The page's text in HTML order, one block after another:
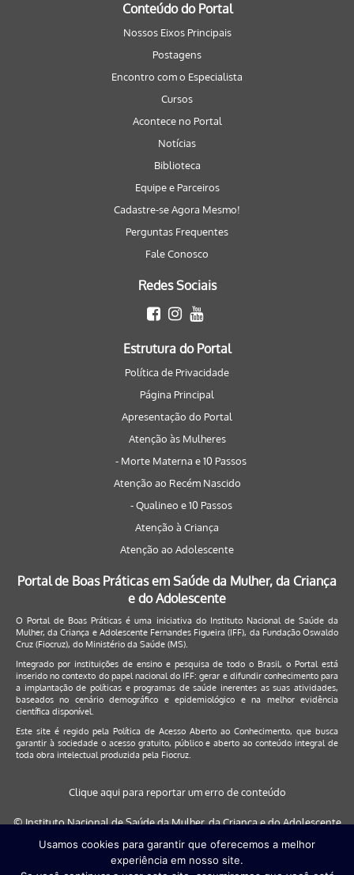
Conteúdo do Portal
Nossos Eixos Principais
Postagens
Encontro com o Especialista
Cursos
Acontece no Portal
Notícias
Biblioteca
Equipe e Parceiros
Cadastre-se Agora Mesmo!
Perguntas Frequentes
Fale Conosco
Redes Sociais
Estrutura do Portal
Política de Privacidade
Página Principal
Apresentação do Portal
Atenção às Mulheres
- Morte Materna e 10 Passos
Atenção ao Recém Nascido
- Qualineo e 10 Passos
Atenção à Criança
Atenção ao Adolescente
Portal de Boas Práticas em Saúde da Mulher, da Criança
e do Adolescente
O Portal de Boas Práticas é uma iniciativa do Instituto Nacional de Saúde da
Mulher, da Criança e Adolescente Fernandes Figueira (IFF), da Fundação Oswaldo
Cruz (Fiocruz), do Ministério da Saúde (MS).
Integrado por instituições de ensino e pesquisa de todo o Brasil, o Portal está
inserido no contexto do papel nacional do IFF: gerar e difundir conhecimento para
a implantação de políticas e programas de saúde inerentes as suas atividades,
baseados no cenário demográfico e epidemiológico e na melhor evidência
científica disponível.
Este site é regido pela Política de Acesso Aberto ao Conhecimento, que busca
garantir à sociedade o acesso gratuito, público e aberto ao conteúdo integral de
toda obra intelectual produzida pela Fiocruz.
Clique aqui para reportar um erro de conteúdo
© Instituto Nacional de Saúde da Mulher, da Criança e do Adolescente
Este site será melhor visualizado nos navegadores: Google Chrome (a
Usamos cookies para garantir que oferecemos a melhor
experiência em nosso site.